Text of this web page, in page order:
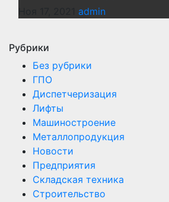
admin
Рубрики
Без рубрики
ГПО
Диспетчеризация
Лифты
Машиностроение
Металлопродукция
Новости
Предприятия
Складская техника
Строительство